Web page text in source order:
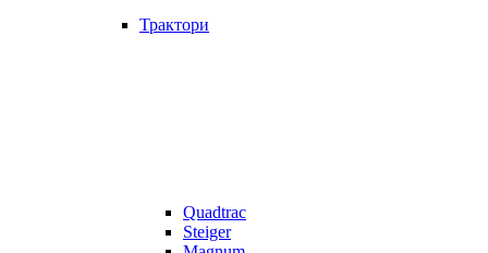
Трактори
Quadtrac
Steiger